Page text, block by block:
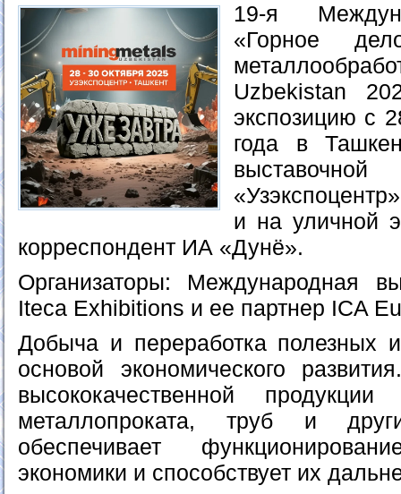
19-я
«Горное
Uzbekistan
экспозицию с
года в
и на уличной
корреспондент ИА «Дунё».
Организаторы: Международная
Iteca Exhibitions и ее партнер ICA
Добыча и переработка полезных
основой экономического
высококачественной
металлопроката, труб и
обеспечивает
экономики и способствует их